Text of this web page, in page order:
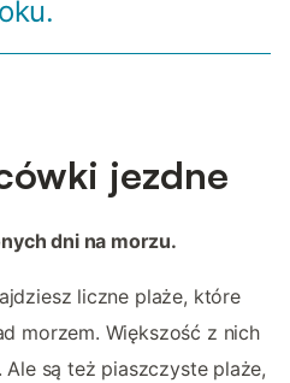
jezdne
dni na morzu.
liczne plaże, które
morzem. Większość z nich
są też piaszczyste plaże,